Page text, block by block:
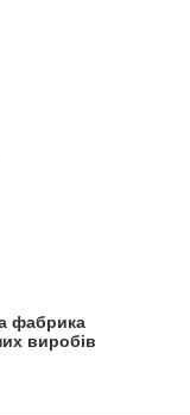
фабрика
виробів